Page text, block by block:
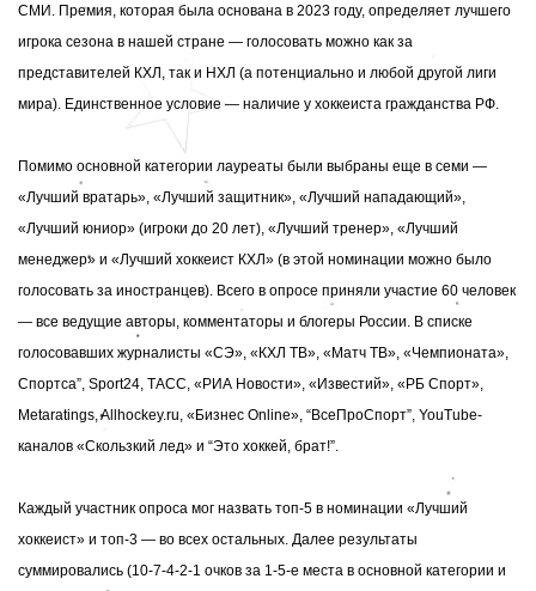
СМИ. Премия, которая была основана в 2023 году, определяет лучшего
игрока сезона в нашей стране — голосовать можно как за
представителей КХЛ, так и НХЛ (а потенциально и любой другой лиги
мира). Единственное условие — наличие у хоккеиста гражданства РФ.
Помимо основной категории лауреаты были выбраны еще в семи —
«Лучший вратарь», «Лучший защитник», «Лучший нападающий»,
«Лучший юниор» (игроки до 20 лет), «Лучший тренер», «Лучший
менеджер» и «Лучший хоккеист КХЛ» (в этой номинации можно было
голосовать за иностранцев). Всего в опросе приняли участие 60 человек
— все ведущие авторы, комментаторы и блогеры России. В списке
голосовавших журналисты «СЭ», «КХЛ ТВ», «Матч ТВ», «Чемпионата»,
Cпортса”, Sport24, ТАСС, «РИА Новости», «Известий», «РБ Спорт»,
Metaratings, Allhockey.ru, «Бизнес Online», “ВсеПроСпорт”, YouTube-
каналов «Скользкий лед» и “Это хоккей, брат!”.
Каждый участник опроса мог назвать топ-5 в номинации «Лучший
хоккеист» и топ-3 — во всех остальных. Далее результаты
суммировались (10-7-4-2-1 очков за 1-5-е места в основной категории и